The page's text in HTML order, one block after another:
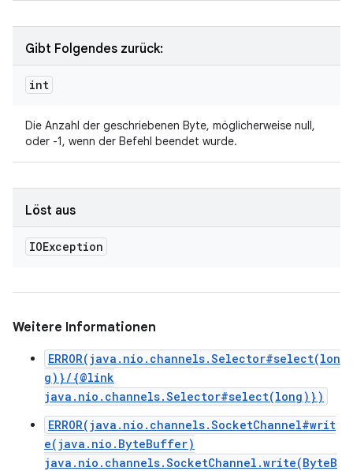
Gibt Folgendes zurück:
int
Die Anzahl der geschriebenen Byte, möglicherweise null,
oder -1, wenn der Befehl beendet wurde.
Löst aus
IOException
Weitere Informationen
ERROR(java.nio.channels.Selector#select(lon
g)}/{@link
java.nio.channels.Selector#select(long)})
ERROR(java.nio.channels.SocketChannel#writ
e(java.nio.ByteBuffer)
java.nio.channels.SocketChannel.write(ByteB